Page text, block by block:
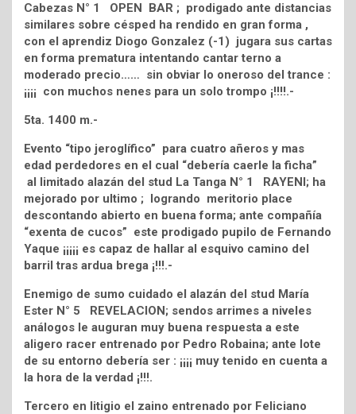
Cabezas N° 1 OPEN BAR ; prodigado ante distancias
similares sobre césped ha rendido en gran forma ,
con el aprendiz Diogo Gonzalez (-1) jugara sus cartas
en forma prematura intentando cantar terno a
moderado precio…… sin obviar lo oneroso del trance :
¡¡¡¡ con muchos nenes para un solo trompo ¡!!!!.-
5ta. 1400 m.-
Evento “tipo jeroglífico” para cuatro añeros y mas
edad perdedores en el cual “debería caerle la ficha”
al limitado alazán del stud La Tanga N° 1 RAYENI; ha
mejorado por ultimo ; logrando meritorio place
descontando abierto en buena forma; ante compañía
“exenta de cucos” este prodigado pupilo de Fernando
Yaque ¡¡¡¡¡ es capaz de hallar al esquivo camino del
barril tras ardua brega ¡!!!.-
Enemigo de sumo cuidado el alazán del stud María
Ester N° 5 REVELACION; sendos arrimes a niveles
análogos le auguran muy buena respuesta a este
aligero racer entrenado por Pedro Robaina; ante lote
de su entorno debería ser : ¡¡¡¡ muy tenido en cuenta a
la hora de la verdad ¡!!!.
Tercero en litigio el zaino entrenado por Feliciano